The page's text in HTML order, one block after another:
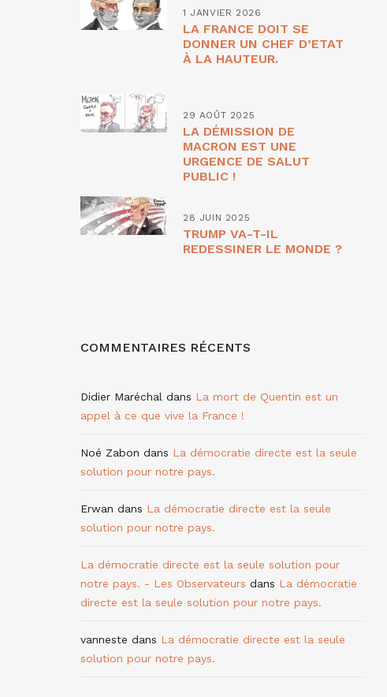
1 JANVIER 2026
LA FRANCE DOIT SE
DONNER UN CHEF D’ETAT
À LA HAUTEUR.
29 AOÛT 2025
LA DÉMISSION DE
MACRON EST UNE
URGENCE DE SALUT
PUBLIC !
28 JUIN 2025
TRUMP VA-T-IL
REDESSINER LE MONDE ?
COMMENTAIRES RÉCENTS
Didier Maréchal dans La mort de Quentin est un
appel à ce que vive la France !
Noé Zabon dans La démocratie directe est la seule
solution pour notre pays.
Erwan dans La démocratie directe est la seule
solution pour notre pays.
La démocratie directe est la seule solution pour
notre pays. - Les Observateurs dans La démocratie
directe est la seule solution pour notre pays.
vanneste dans La démocratie directe est la seule
solution pour notre pays.